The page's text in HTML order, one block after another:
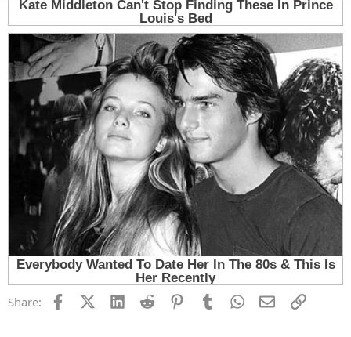
Share: FacebookX (Twitter)
LinkedInReddit PinterestTumblrWhatsApp
EmailLink